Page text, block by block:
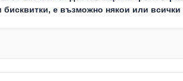
Carousel. Use